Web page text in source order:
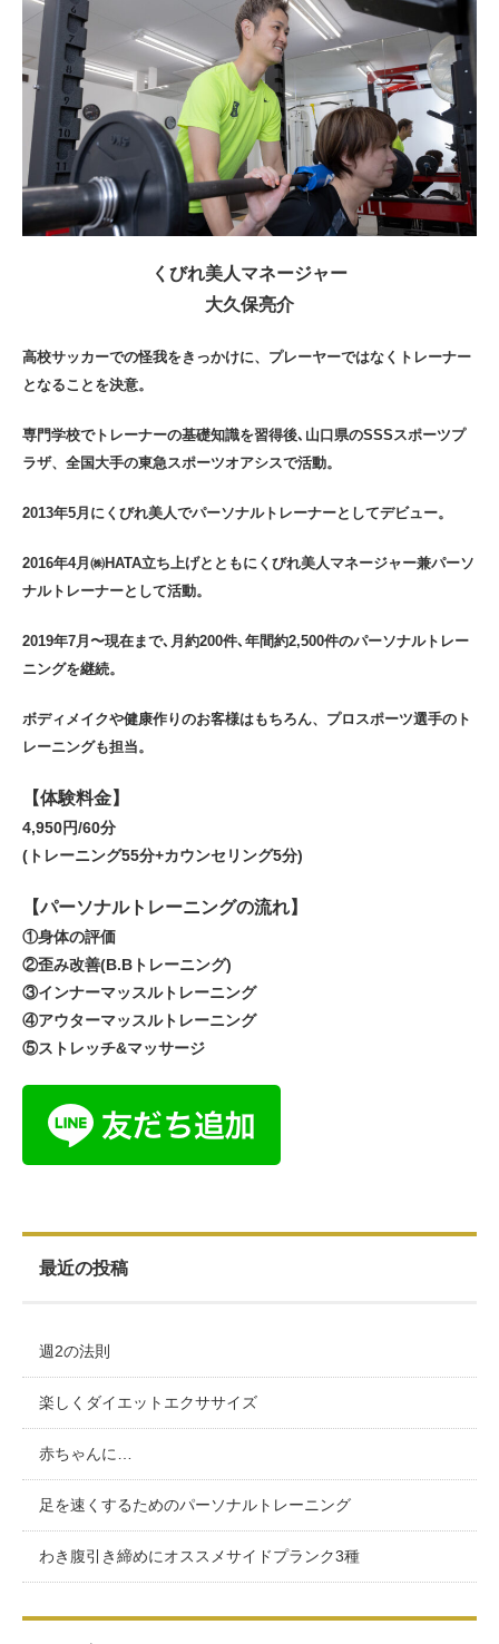
くびれ美人マネージャー
大久保亮介
高校サッカーでの怪我をきっかけに、プレーヤーではなくトレーナー
となることを決意。
専門学校でトレーナーの基礎知識を習得後､山口県のSSSスポーツプ
ラザ、全国大手の東急スポーツオアシスで活動。
2013年5月にくびれ美人でパーソナルトレーナーとしてデビュー。
2016年4月㈱HATA立ち上げとともにくびれ美人マネージャー兼パーソ
ナルトレーナーとして活動。
2019年7月〜現在まで､月約200件､年間約2,500件のパーソナルトレー
ニングを継続。
ボディメイクや健康作りのお客様はもちろん、プロスポーツ選手のト
レーニングも担当。
【体験料金】
4,950円/60分
(トレーニング55分+カウンセリング5分)
【パーソナルトレーニングの流れ】
①身体の評価
②歪み改善(B.Bトレーニング)
③インナーマッスルトレーニング
④アウターマッスルトレーニング
⑤ストレッチ&マッサージ
最近の投稿
週2の法則
楽しくダイエットエクササイズ
赤ちゃんに…
足を速くするためのパーソナルトレーニング
わき腹引き締めにオススメサイドプランク3種